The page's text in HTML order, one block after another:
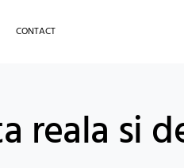
CONTACT
reala si